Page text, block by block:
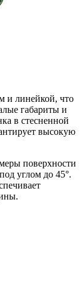
и линейкой, что
габариты и
в стесненной
высокую
поверхности
углом до 45°.